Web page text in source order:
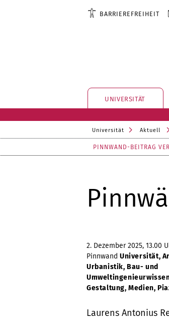
BARRIEREFREIHEIT
UNIVERSITÄT
Universität Aktuell
PINNWAND-BEITRAG
2. Dezember 2025, 13.00
Pinnwand Universität,
Urbanistik, Bau- und
Gestaltung, Medien,
Laurens Antonius